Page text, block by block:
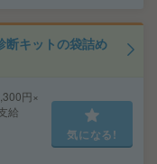
断キットの袋詰め
円×
給
気になる!